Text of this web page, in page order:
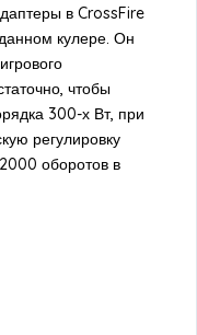
в CrossFire
кулере. Он
чтобы
300-х Вт, при
регулировку
оборотов в